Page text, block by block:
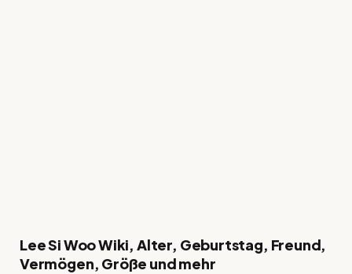
Lee Si Woo Wiki, Alter, Geburtstag, Freund,
Vermögen, Größe und mehr